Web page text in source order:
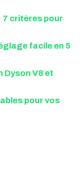
7 critères pour
facile en 5
Dyson V8 et
pour vos